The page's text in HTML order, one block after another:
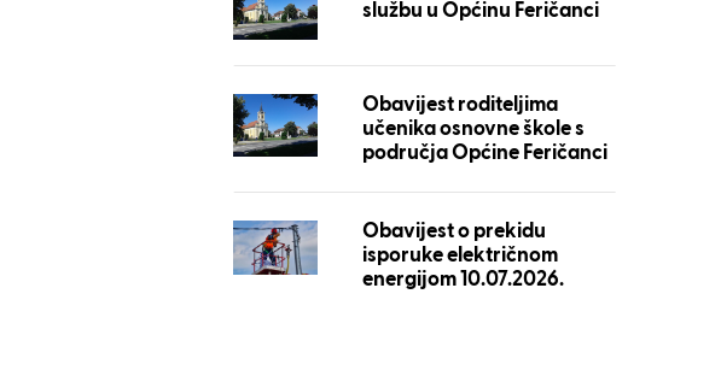
službu u Općinu Feričanci
Obavijest roditeljima
učenika osnovne škole s
područja Općine Feričanci
Obavijest o prekidu
isporuke električnom
energijom 10.07.2026.